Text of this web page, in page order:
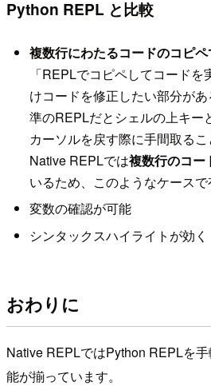
Python REPL と比較
複数行にわたるコードのコピ
「REPLでコピペしてコード
けコードを修正したい部分が
準のREPLだとシェルの上キー
カーソルを戻す際に手間取るこ
Native REPLでは複数行のコー
いるため、このようなケースで
変数の確認が可能
シンタックスハイライトが効く
おわりに
Native REPLではPython REPLを
能が揃っています。